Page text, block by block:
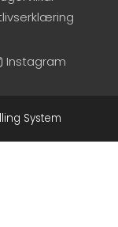
Instagram
System